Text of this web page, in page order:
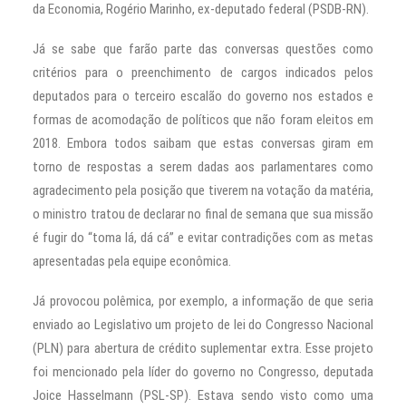
da Economia, Rogério Marinho, ex-deputado federal (PSDB-RN).
Já se sabe que farão parte das conversas questões como
critérios para o preenchimento de cargos indicados pelos
deputados para o terceiro escalão do governo nos estados e
formas de acomodação de políticos que não foram eleitos em
2018. Embora todos saibam que estas conversas giram em
torno de respostas a serem dadas aos parlamentares como
agradecimento pela posição que tiverem na votação da matéria,
o ministro tratou de declarar no final de semana que sua missão
é fugir do “toma lá, dá cá” e evitar contradições com as metas
apresentadas pela equipe econômica.
Já provocou polêmica, por exemplo, a informação de que seria
enviado ao Legislativo um projeto de lei do Congresso Nacional
(PLN) para abertura de crédito suplementar extra. Esse projeto
foi mencionado pela líder do governo no Congresso, deputada
Joice Hasselmann (PSL-SP). Estava sendo visto como uma